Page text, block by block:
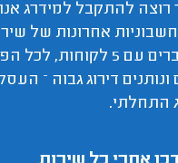
רוצה להתקבל למידרג
רצף של 10-15 חשבוניות אחרונות
מתוכן, אנו מדברים עם 5
ונותנים דירוג גבוה –
התחלתי.